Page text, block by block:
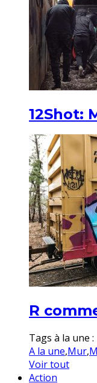
12Shot:
R
Tags à la une :
A la une,Mur,
Voir tout
Action